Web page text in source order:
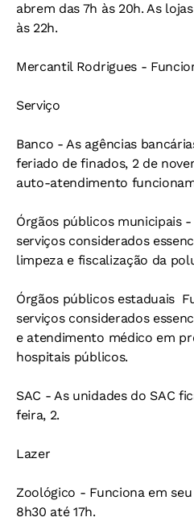
abrem das 7h às 20h. As
às 22h.
Mercantil Rodrigues -
Serviço
Banco - As agências
feriado de finados, 2 de
auto-atendimento
Órgãos públicos municipais -
serviços considerados
limpeza e fiscalização da
Órgãos públicos estaduais 
serviços considerados
e atendimento médico em
hospitais públicos.
SAC - As unidades do SAC
feira, 2.
Lazer
Zoológico - Funciona em
8h30 até 17h.